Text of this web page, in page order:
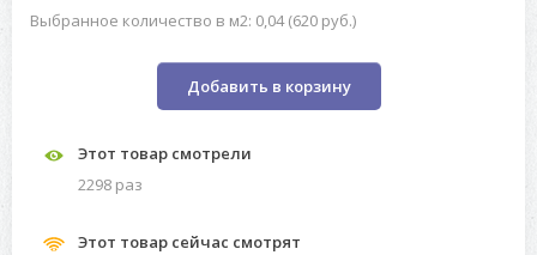
Выбранное количество в м2: 0,04 (620 руб.)
Добавить в корзину
Этот товар смотрели
2298 раз
Этот товар сейчас смотрят